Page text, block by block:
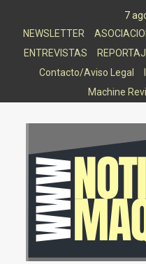
7
NEWSLETTER
ENTREVISTAS
Contacto/Aviso Legal
Machine